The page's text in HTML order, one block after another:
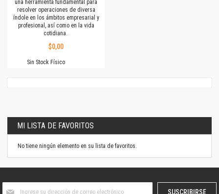
una herramienta fundamental para
resolver operaciones de diversa
índole en los ámbitos empresarial y
profesional, así como en la vida
cotidiana.
$0,00
Sin Stock Físico
MI LISTA DE FAVORITOS
No tiene ningún elemento en su lista de favoritos.
SUSCRIBIRSE